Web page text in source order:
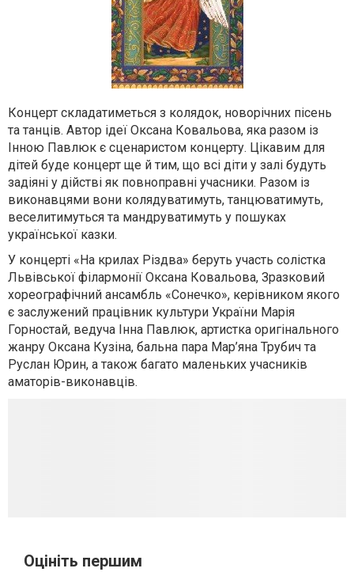
Концерт складатиметься з колядок, новорічних пісень
та танців. Автор ідеї Оксана Ковальова, яка разом із
Інною Павлюк є сценаристом концерту. Цікавим для
дітей буде концерт ще й тим, що всі діти у залі будуть
задіяні у дійстві як повноправні учасники. Разом із
виконавцями вони колядуватимуть, танцюватимуть,
веселитимуться та мандруватимуть у пошуках
української казки.
У концерті «На крилах Різдва» беруть участь солістка
Львівської філармонії Оксана Ковальова, Зразковий
хореографічний ансамбль «Сонечко», керівником якого
є заслужений працівник культури України Марія
Горностай, ведуча Інна Павлюк, артистка оригінального
жанру Оксана Кузіна, бальна пара Мар’яна Трубич та
Руслан Юрин, а також багато маленьких учасників
аматорів-виконавців.
Оцініть першим